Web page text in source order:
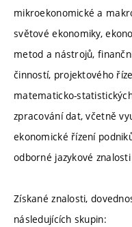
mikroekonomické a
světové ekonomiky,
metod a nástrojů,
činností, projektového
matematicko-
zpracování dat, včetně
ekonomické řízení
odborné jazykové
Získané znalosti,
následujících skupin: